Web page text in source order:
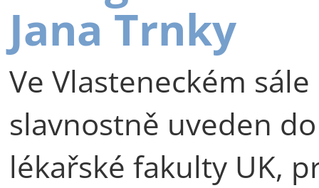
Jana Trnky
Ve Vlasteneckém
slavnostně uveden
lékařské fakulty UK,